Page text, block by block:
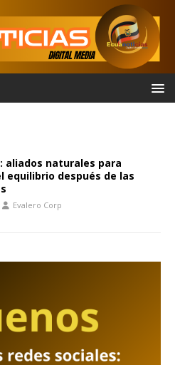
aliados naturales para
equilibrio después de las
Evalero Corp